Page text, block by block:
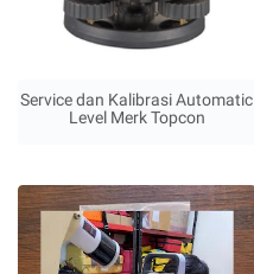
Service dan Kalibrasi Automatic
Level Merk Topcon